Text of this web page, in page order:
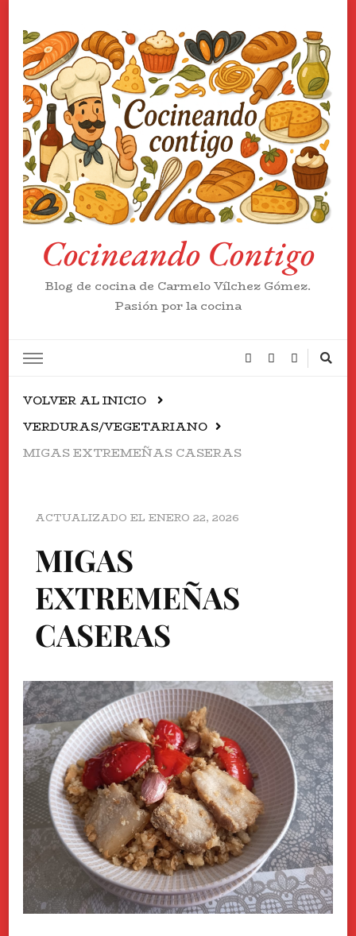
Cocineando Contigo
Blog de cocina de Carmelo Vílchez Gómez.
Pasión por la cocina
VOLVER AL INICIO
VERDURAS/VEGETARIANO
MIGAS EXTREMEÑAS CASERAS
ACTUALIZADO EL ENERO 22, 2026
MIGAS
EXTREMEÑAS
CASERAS